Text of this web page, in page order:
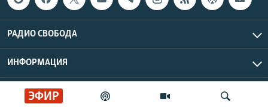
ЭФИР
РАДИО СВОБОДА
ИНФОРМАЦИЯ
Радио Свобода © 2026 RFE/RL, Inc. | Все права защищены.